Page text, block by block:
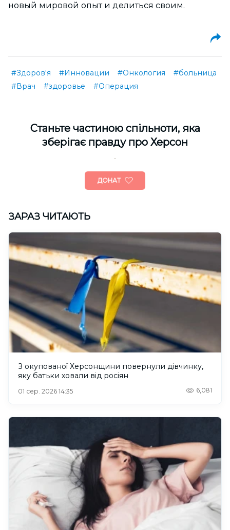
новый мировой опыт и делиться своим.
#Здоров'я #Инновации #Онкология
#больница
#Врач
#здоровье #Операция
Cтаньте частиною спільноти, яка
зберігає правду про Херсон
ДОНАТ
ЗАРАЗ ЧИТАЮТЬ
З окупованої Херсонщини повернули дівчинку,
яку батьки ховали від росіян
01 сер. 2026 14:35 6,081